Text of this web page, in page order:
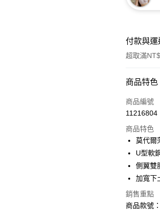
付款與
超取滿
付款方式
信用卡一
超商取貨
LINE Pay
街口支付
運送方式
商品特色
商品編號
11216804
商品特色
莫代爾
U型軟
側翼雙
加寬下
銷售重點
商品款號